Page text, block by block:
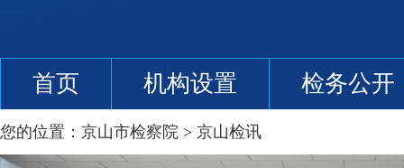
首页 机构设置 检务公开
您的位置： 京山市检察院 > 京山检讯